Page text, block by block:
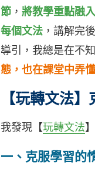
節 ， 將教學重點融入
每個文法 ，講解完
導引，我總是在不
態，也在課堂中弄懂
【玩轉文法
我發現【玩轉文法
一、克服學習的